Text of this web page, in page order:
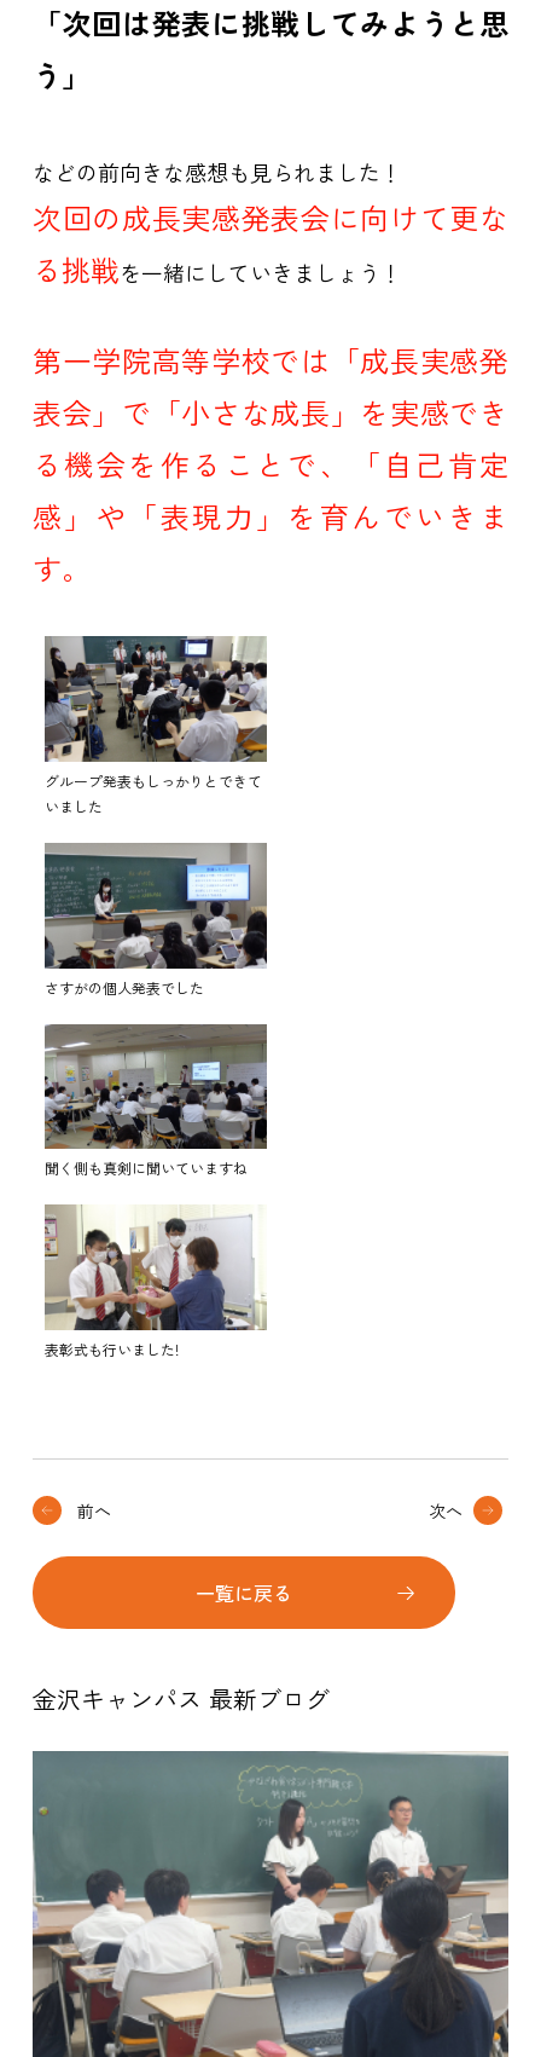
「次回は発表に挑戦してみようと思
う」
などの前向きな感想も見られました！
次回の成長実感発表会に向けて更な
る挑戦を一緒にしていきましょう！
第一学院高等学校では「成長実感発
表会」で「小さな成長」を実感でき
る機会を作ることで、「自己肯定
感」や「表現力」を育んでいきま
す。
グループ発表もしっかりとできて
いました
さすがの個人発表でした
聞く側も真剣に聞いていますね
表彰式も行いました!
前へ
一覧に戻る
次へ
金沢キャンパス 最新ブログ